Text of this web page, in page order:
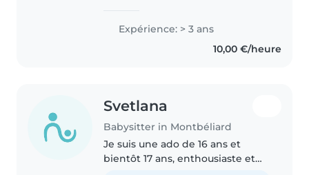
d'âge préscolaire et scolaire.
Bien que je ne sois pas certifiée
Expérience: > 3 ans
10,00 €/heure
Svetlana
Babysitter in Montbéliard
Je suis une ado de 16 ans et
bientôt 17 ans, enthousiaste et